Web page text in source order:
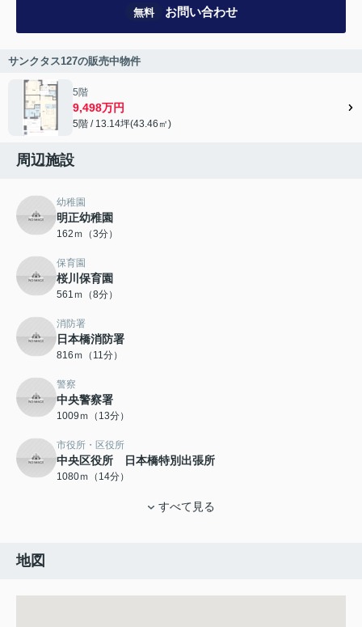
無料 お問い合わせ
サンクタス127の販売中物件
5階
9,498万円
5階 / 13.14坪(43.46㎡)
周辺施設
幼稚園
明正幼稚園
162ｍ（3分）
保育園
桜川保育園
561ｍ（8分）
消防署
日本橋消防署
816ｍ（11分）
警察
中央警察署
1009ｍ（13分）
市役所・区役所
中央区役所 日本橋特別出張所
1080ｍ（14分）
すべて見る
地図